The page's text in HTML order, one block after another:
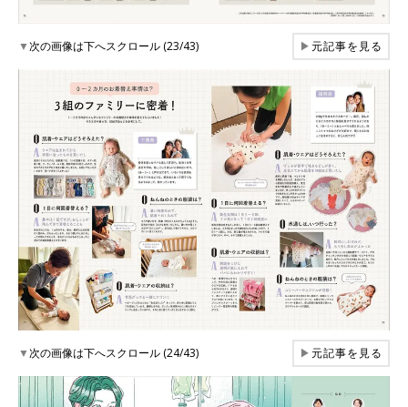
▼次の画像は下へスクロール (23/43) ▶元記事を見る
▼次の画像は下へスクロール (24/43) ▶元記事を見る